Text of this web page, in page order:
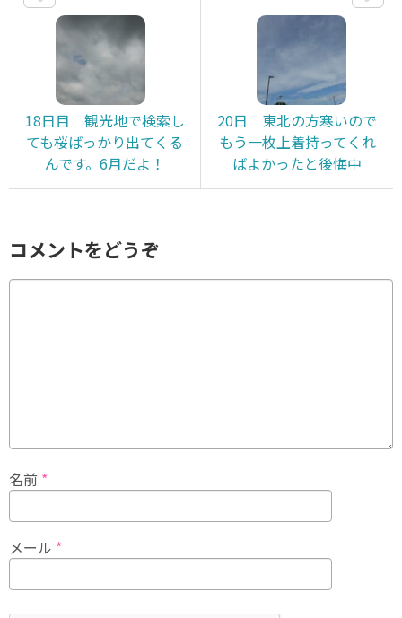
18日目 観光地で検索し
ても桜ばっかり出てくる
んです。6月だよ！
20日 東北の方寒いので
もう一枚上着持ってくれ
ばよかったと後悔中
コメントをどうぞ
名前 *
メール *